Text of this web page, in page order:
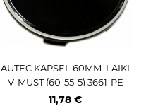
AUTEC KAPSEL 60MM. LÄIKI
V-MUST (60-55-5) 3661-PE
11,78 €